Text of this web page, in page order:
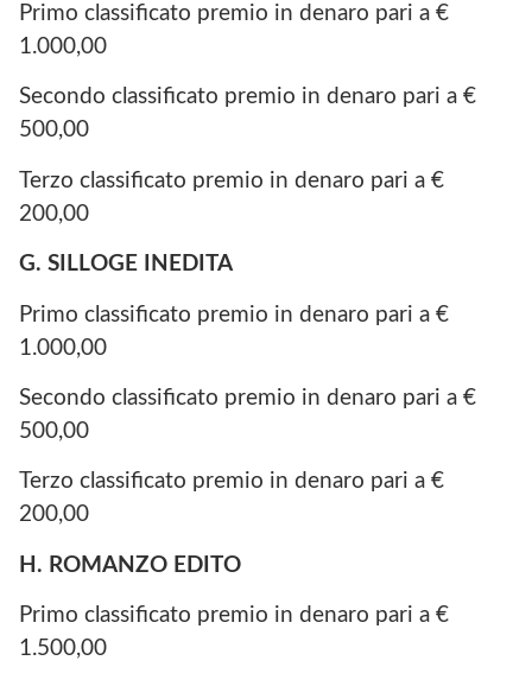
Primo classificato premio in denaro pari a €
1.000,00
Secondo classificato premio in denaro pari a €
500,00
Terzo classificato premio in denaro pari a €
200,00
G. SILLOGE INEDITA
Primo classificato premio in denaro pari a €
1.000,00
Secondo classificato premio in denaro pari a €
500,00
Terzo classificato premio in denaro pari a €
200,00
H. ROMANZO EDITO
Primo classificato premio in denaro pari a €
1.500,00